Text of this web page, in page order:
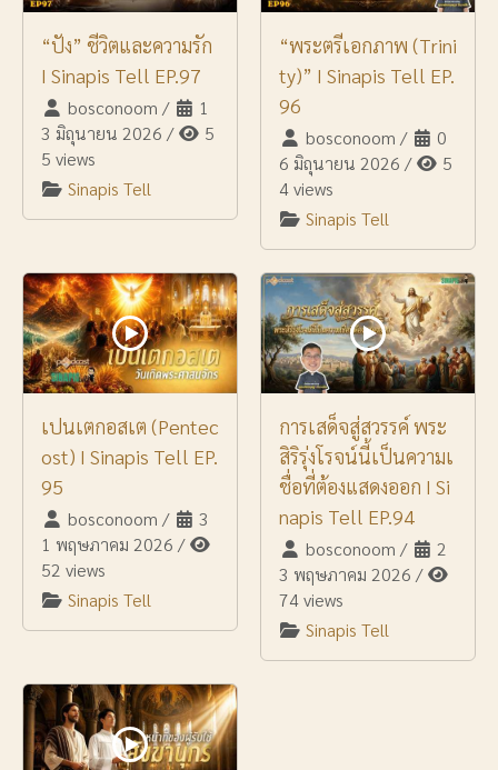
“ปัง” ชีวิตและความรัก
I Sinapis Tell EP.97
bosconoom /
1
3 มิถุนายน 2026 /
5
5 views
Sinapis Tell
“พระตรีเอกภาพ (Trini
ty)” I Sinapis Tell EP.
96
bosconoom /
0
6 มิถุนายน 2026 /
5
4 views
Sinapis Tell
เปนเตกอสเต (Pentec
ost) I Sinapis Tell EP.
95
bosconoom /
3
1 พฤษภาคม 2026 /
52 views
Sinapis Tell
การเสด็จสู่สวรรค์ พระ
สิริรุ่งโรจน์นี้เป็นความเ
ชื่อที่ต้องแสดงออก I Si
napis Tell EP.94
bosconoom /
2
3 พฤษภาคม 2026 /
74 views
Sinapis Tell